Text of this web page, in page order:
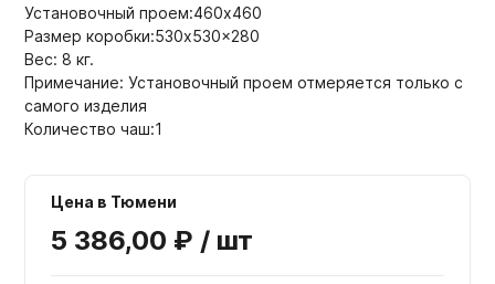
Установочный проем:460x460
Размер коробки:530x530x280
Вес: 8 кг.
Примечание: Установочный проем отмеряется только с
самого изделия
Количество чаш:1
Цена в Тюмени
5 386,00 ₽ / шт